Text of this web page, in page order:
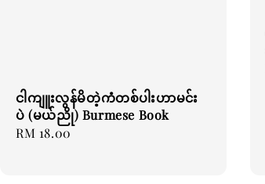
ငါကျူးလွန်မိတဲ့ကံတစ်ပါးဟာမင်း
ပဲ (မယ်ညို) Burmese Book
Regular
RM 18.00